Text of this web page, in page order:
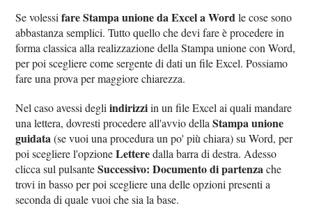
Se volessifare Stampa unione da Excel a Wordle cose sono
abbastanza semplici. Tutto quello che devi fare è procedere in
forma classica alla realizzazione della Stampa unione con Word,
per poi scegliere come sergente di dati un file Excel. Possiamo
fare una prova per maggiore chiarezza.
Nel caso avessi degliindirizziin un file Excel ai quali mandare
una lettera, dovresti procedere all'avvio dellaStampa unione
guidata(se vuoi una procedura un po' più chiara) su Word, per
poi scegliere l'opzioneLetteredalla barra di destra. Adesso
clicca sul pulsanteSuccessivo: Documento di partenzache
trovi in basso per poi scegliere una delle opzioni presenti a
seconda di quale vuoi che sia la base.